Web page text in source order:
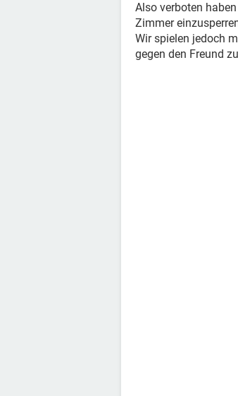
Also verboten
Zimmer
Wir spielen jedoch
gegen den Freund